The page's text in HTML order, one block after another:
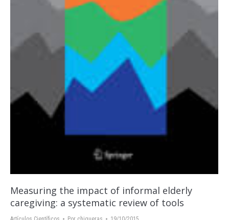
Measuring the impact of informal elderly
caregiving: a systematic review of tools